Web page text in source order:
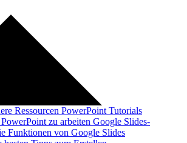
Ressourcen PowerPoint Tutorials
zu arbeiten Google Slides-
Funktionen von Google Slides